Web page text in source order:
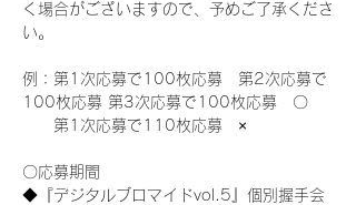
く場合がございますので、予めご了承くださ
い。
例：第1次応募で100枚応募　第2次応募で
100枚応募 第3次応募で100枚応募　〇
第1次応募で110枚応募　×
〇応募期間
◆『デジタルブロマイドvol.5』個別握手会